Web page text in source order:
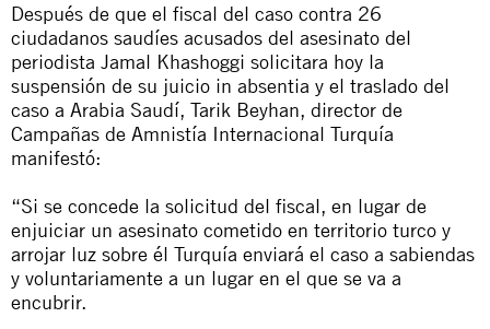
Después de que el fiscal del caso contra 26
ciudadanos saudíes acusados del asesinato del
periodista Jamal Khashoggi solicitara hoy la
suspensión de su juicio in absentia y el traslado del
caso a Arabia Saudí, Tarik Beyhan, director de
Campañas de Amnistía Internacional Turquía
manifestó:
“Si se concede la solicitud del fiscal, en lugar de
enjuiciar un asesinato cometido en territorio turco y
arrojar luz sobre él Turquía enviará el caso a sabiendas
y voluntariamente a un lugar en el que se va a
encubrir.